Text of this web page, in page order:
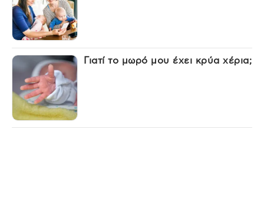
Γιατί το μωρό μου έχει κρύα χέρια;